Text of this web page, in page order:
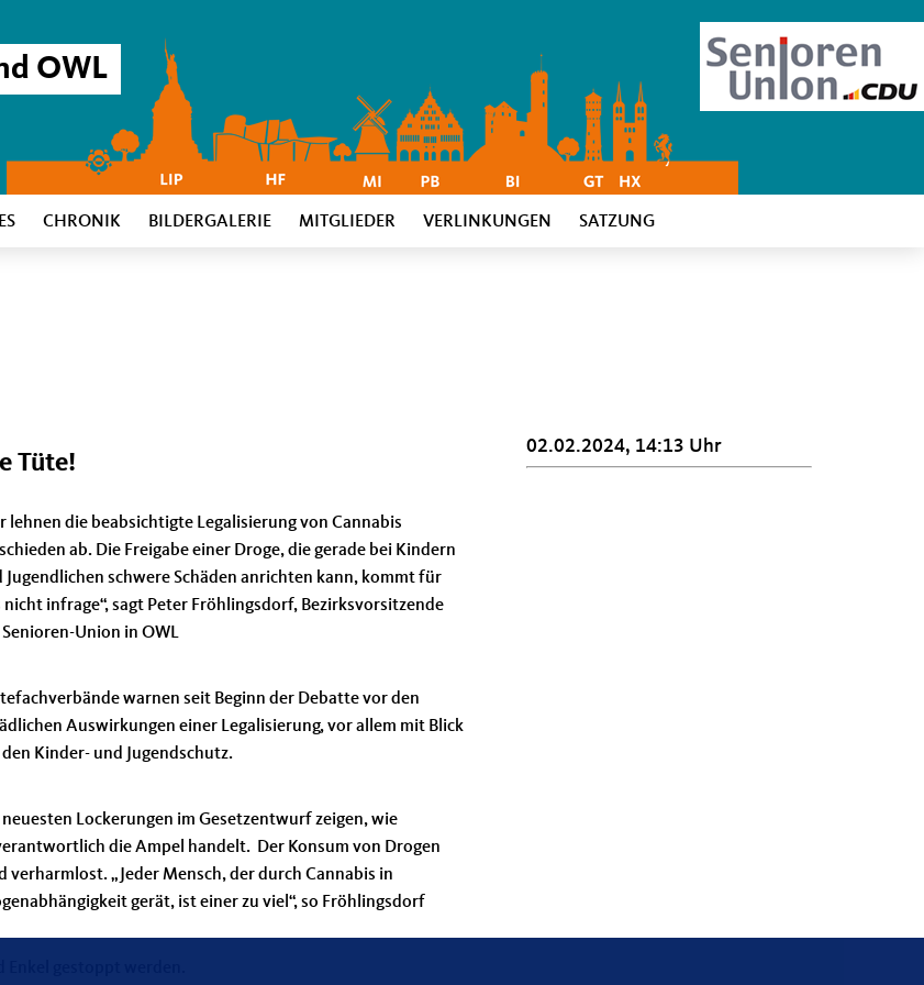
OWL
CHRONIK BILDERGALERIE MITGLIEDER VERLINKUNGEN SATZUNG
Tüte!
lehnen die beabsichtigte Legalisierung von Cannabis
ab. Die Freigabe einer Droge, die gerade bei Kindern
Jugendlichen schwere Schäden anrichten kann, kommt für
nicht infrage“, sagt Peter Fröhlingsdorf, Bezirksvorsitzende
Union in OWL
warnen seit Beginn der Debatte vor den
Auswirkungen einer Legalisierung, vor allem mit Blick
Kinder- und Jugendschutz.
neuesten Lockerungen im Gesetzentwurf zeigen, wie
die Ampel handelt. Der Konsum von Drogen
verharmlost. „Jeder Mensch, der durch Cannabis in
gerät, ist einer zu viel“, so Fröhlingsdorf
02.02.2024, 14:13 Uhr